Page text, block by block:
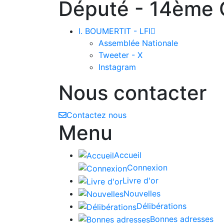
Député - 14ème
I. BOUMERTIT - LFI
Assemblée Nationale
Tweeter - X
Instagram
Nous contacter
Contactez nous
Menu
Accueil
Connexion
Livre d'or
Nouvelles
Délibérations
Bonnes adresses